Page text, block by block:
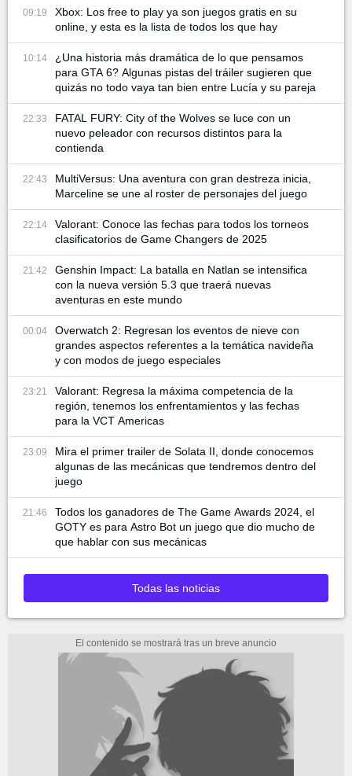
09:19
Xbox: Los free to play ya son juegos gratis en su
online, y esta es la lista de todos los que hay
10:14
¿Una historia más dramática de lo que pensamos
para GTA 6? Algunas pistas del tráiler sugieren que
quizás no todo vaya tan bien entre Lucía y su pareja
22:33
FATAL FURY: City of the Wolves se luce con un
nuevo peleador con recursos distintos para la
contienda
22:43
MultiVersus: Una aventura con gran destreza inicia,
Marceline se une al roster de personajes del juego
22:14
Valorant: Conoce las fechas para todos los torneos
clasificatorios de Game Changers de 2025
21:42
Genshin Impact: La batalla en Natlan se intensifica
con la nueva versión 5.3 que traerá nuevas
aventuras en este mundo
00:04
Overwatch 2: Regresan los eventos de nieve con
grandes aspectos referentes a la temática navideña
y con modos de juego especiales
23:21
Valorant: Regresa la máxima competencia de la
región, tenemos los enfrentamientos y las fechas
para la VCT Americas
23:09
Mira el primer trailer de Solata II, donde conocemos
algunas de las mecánicas que tendremos dentro del
juego
21:46
Todos los ganadores de The Game Awards 2024, el
GOTY es para Astro Bot un juego que dio mucho de
que hablar con sus mecánicas
Todas las noticias